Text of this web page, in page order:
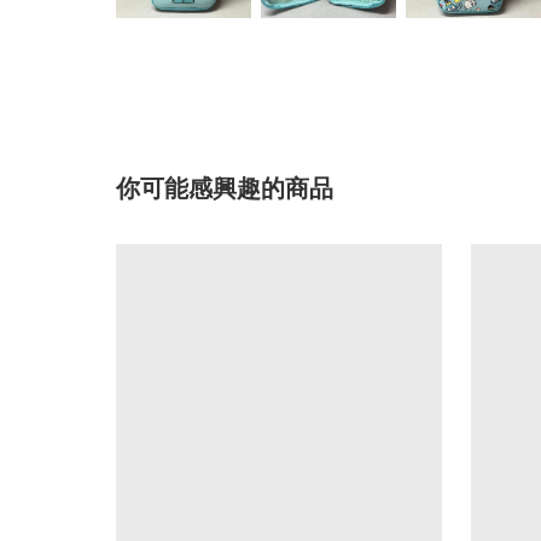
你可能感興趣的商品